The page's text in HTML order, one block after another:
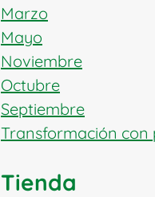
Marzo
Mayo
Noviembre
Octubre
Septiembre
Transformación con
Tienda